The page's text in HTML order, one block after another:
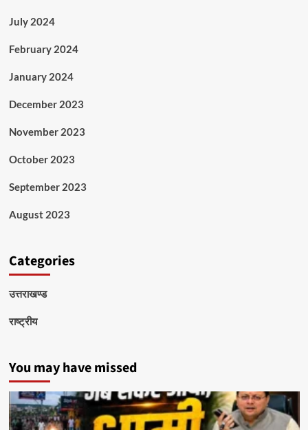
July 2024
February 2024
January 2024
December 2023
November 2023
October 2023
September 2023
August 2023
Categories
उत्तराखण्ड
राष्ट्रीय
You may have missed